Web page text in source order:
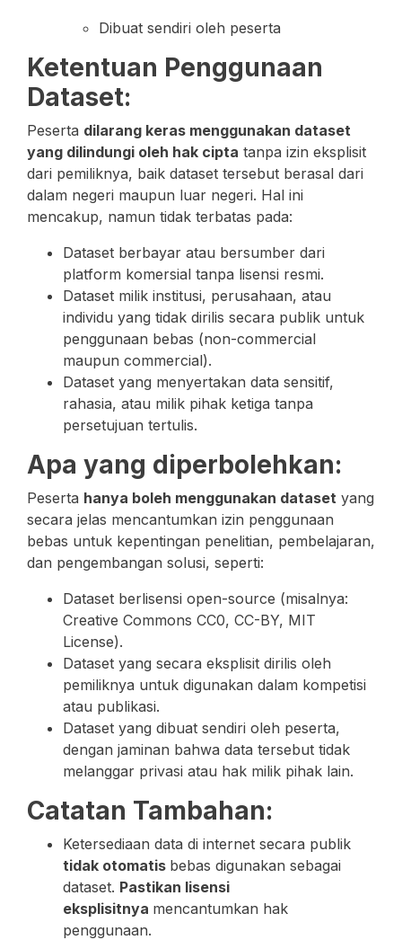
Dibuat sendiri oleh peserta
Ketentuan Penggunaan
Dataset:
Peserta dilarang keras menggunakan dataset
yang dilindungi oleh hak cipta tanpa izin eksplisit
dari pemiliknya, baik dataset tersebut berasal dari
dalam negeri maupun luar negeri. Hal ini
mencakup, namun tidak terbatas pada:
Dataset berbayar atau bersumber dari
platform komersial tanpa lisensi resmi.
Dataset milik institusi, perusahaan, atau
individu yang tidak dirilis secara publik untuk
penggunaan bebas (non-commercial
maupun commercial).
Dataset yang menyertakan data sensitif,
rahasia, atau milik pihak ketiga tanpa
persetujuan tertulis.
Apa yang diperbolehkan:
Peserta hanya boleh menggunakan dataset yang
secara jelas mencantumkan izin penggunaan
bebas untuk kepentingan penelitian, pembelajaran,
dan pengembangan solusi, seperti:
Dataset berlisensi open-source (misalnya:
Creative Commons CC0, CC-BY, MIT
License).
Dataset yang secara eksplisit dirilis oleh
pemiliknya untuk digunakan dalam kompetisi
atau publikasi.
Dataset yang dibuat sendiri oleh peserta,
dengan jaminan bahwa data tersebut tidak
melanggar privasi atau hak milik pihak lain.
Catatan Tambahan:
Ketersediaan data di internet secara publik
tidak otomatis bebas digunakan sebagai
dataset. Pastikan lisensi
eksplisitnya mencantumkan hak
penggunaan.